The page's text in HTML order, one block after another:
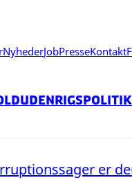
NyhederJobPresseKontakt
Udenrigspolitik
er